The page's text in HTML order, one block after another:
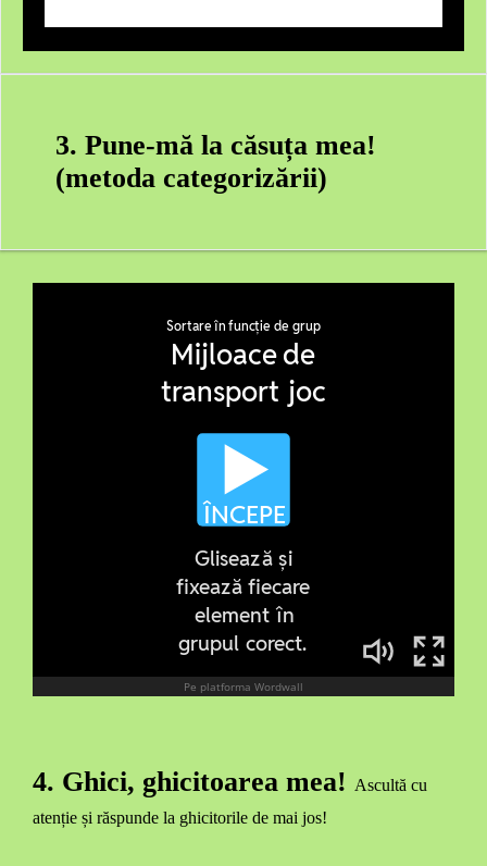
3. Pune-mă la căsuța mea!
(metoda categorizării)
4. Ghici, ghicitoarea mea! Ascultă cu
atenție și răspunde la ghicitorile de mai jos!